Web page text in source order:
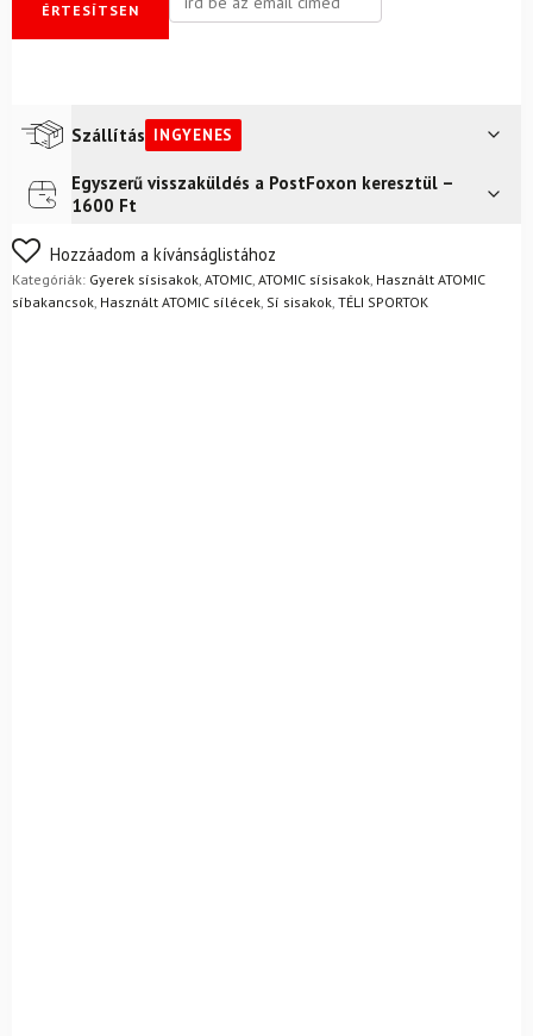
ÉRTESÍTSEN
Szállítás INGYENES
Futár a címreIngyenes
FoxPost
Egyszerű visszaküldés a PostFoxon keresztül –
1600 Ft
Nem biztos a választásában? Semmi gond – a terméket
egyszerűen visszaküldheti 14 napon belül, indoklás nélkül.
Mik a visszaküldés feltételei?
Hozzáadom a kívánságlistához
Kategóriák: Gyerek sísisakok, ATOMIC, ATOMIC sísisakok, Használt ATOMIC
síbakancsok, Használt ATOMIC sílécek, Sí sisakok, TÉLI SPORTOK